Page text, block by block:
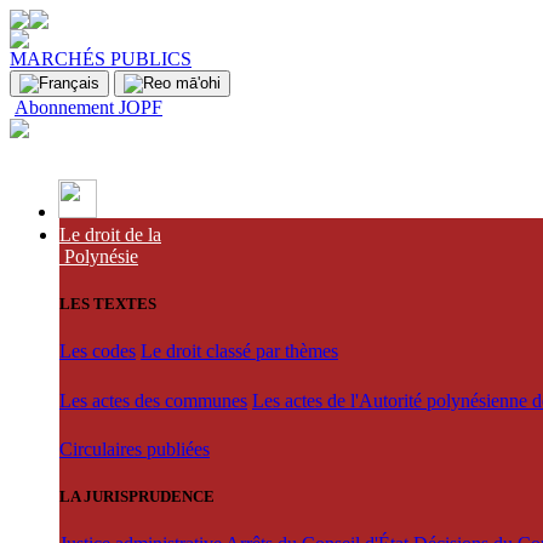
MARCHÉS PUBLICS
Abonnement JOPF
Le droit de la
Polynésie
LES TEXTES
Les codes Le droit classé par thèmes
Les actes des communes Les actes de l'Autorité polynésienne
Circulaires publiées
LA JURISPRUDENCE